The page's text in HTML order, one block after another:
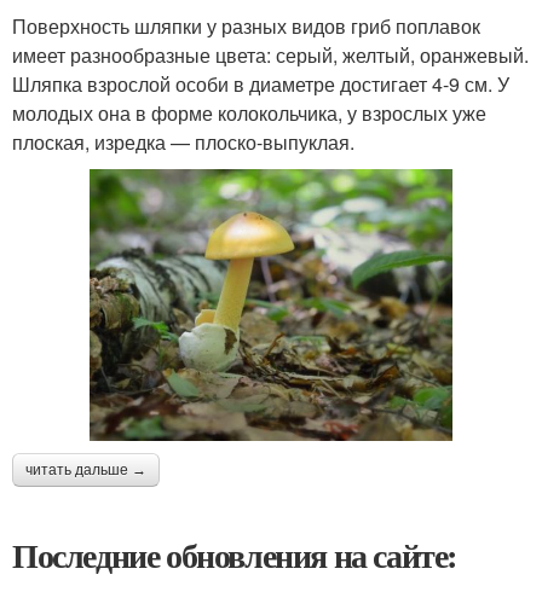
Поверхность шляпки у разных видов гриб поплавок
имеет разнообразные цвета: серый, желтый, оранжевый.
Шляпка взрослой особи в диаметре достигает 4-9 см. У
молодых она в форме колокольчика, у взрослых уже
плоская, изредка — плоско-выпуклая.
читать дальше →
Последние обновления на сайте: